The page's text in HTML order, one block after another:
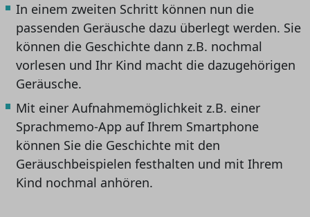
In einem zweiten Schritt können nun die
passenden Geräusche dazu überlegt werden. Sie
können die Geschichte dann z.B. nochmal
vorlesen und Ihr Kind macht die dazugehörigen
Geräusche.
Mit einer Aufnahmemöglichkeit z.B. einer
Sprachmemo-App auf Ihrem Smartphone
können Sie die Geschichte mit den
Geräuschbeispielen festhalten und mit Ihrem
Kind nochmal anhören.